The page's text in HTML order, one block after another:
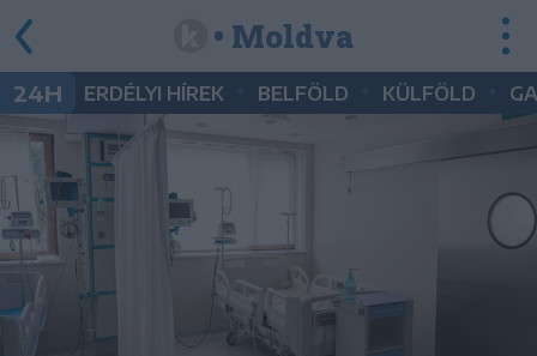
• Moldva
24H ERDÉLYI HÍREK BELFÖLD KÜLFÖLD